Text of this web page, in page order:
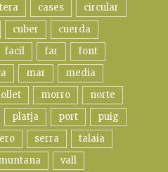
cases
circular
cuber
cuerda
facil far
font
mar
media
morro
norte
platja port
puig
serra
talaia
vall